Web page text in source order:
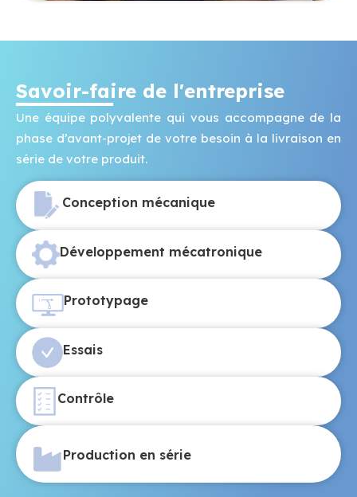
Savoir-faire de l'entreprise
Une équipe polyvalente qui vous accompagne de la
phase d’avant-projet de votre besoin à la livraison en
série de votre produit.
Conception mécanique
Développement mécatronique
Prototypage
Essais
Contrôle
Production en série